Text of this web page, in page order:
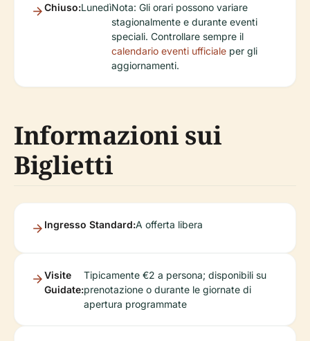
Chiuso:LunedìNota: Gli orari possono variare
stagionalmente e durante eventi
speciali. Controllare sempre il
calendario eventi ufficiale per gli
aggiornamenti.
Informazioni sui
Biglietti
Ingresso Standard:A offerta libera
Visite
Guidate:
Tipicamente €2 a persona; disponibili su
prenotazione o durante le giornate di
apertura programmate